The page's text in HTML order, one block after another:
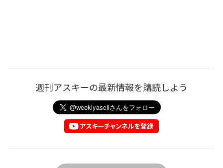
週刊アスキーの最新情報を購読しよう